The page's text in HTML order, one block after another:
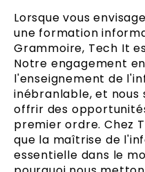
Lorsque vous
une formation
Grammoire, Tech It
Notre engagement
l'enseignement de
inébranlable, et nous
offrir des
premier ordre. Chez
que la maîtrise de
essentielle dans le